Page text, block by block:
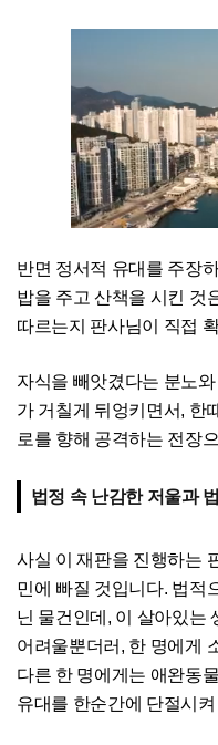
반면 정서적 유대를 주장
밥을 주고 산책을 시킨 것
따르는지 판사님이 직접
자식을 빼앗겼다는 분노
가 거칠게 뒤엉키면서, 한
로를 향해 공격하는 전장
법정 속 난감한 저울과
사실 이 재판을 진행하는
민에 빠질 것입니다. 법적
닌 물건인데, 이 살아있는
어려울뿐더러, 한 명에게
다른 한 명에게는 애완동
유대를 한순간에 단절시